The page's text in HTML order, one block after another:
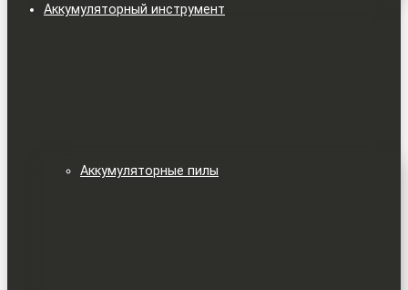
Аккумуляторный инструмент
Аккумуляторные пилы